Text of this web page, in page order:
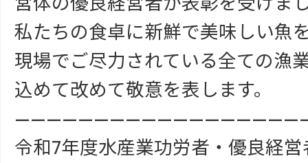
私たちの食卓に新鮮で美味しい魚
現場でご尽力されている全ての漁
込めて改めて敬意を表します。
令和7年度水産業功労者・優良経